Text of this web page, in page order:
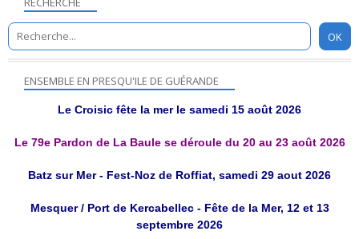
ENSEMBLE EN PRESQU'ILE DE GUÉRANDE
Le Croisic fête la mer le samedi 15 août 2026
Le 79e Pardon de La Baule se déroule du 20 au 23 août 2026
Batz sur Mer - Fest-Noz de Roffiat, samedi 29 aout 2026
Mesquer / Port de Kercabellec - Fête de la Mer, 12 et 13
septembre 2026